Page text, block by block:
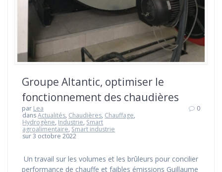
Groupe Altantic, optimiser le
fonctionnement des chaudières
par Lea
dansActualités, Chaudières, Chauffage,
Hydrogène, Industrie, Smart
agroalimentaire, Smart industrie
sur 3 octobre 2022
0
Un travail sur les volumes et les brûleurs pour concilier
performance de chauffe et faibles émissions Guillaume